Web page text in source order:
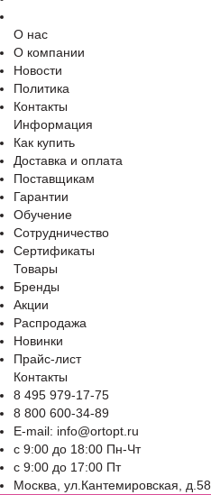
О нас
О компании
Новости
Политика
Контакты
Информация
Как купить
Доставка и оплата
Поставщикам
Гарантии
Обучение
Сотрудничество
Сертификаты
Товары
Бренды
Акции
Распродажа
Новинки
Прайс-лист
Контакты
8 495 979-17-75
8 800 600-34-89
E-mail: info@ortopt.ru
c 9:00 до 18:00 Пн-Чт
c 9:00 до 17:00 Пт
Москва, ул.Кантемировская, д.58